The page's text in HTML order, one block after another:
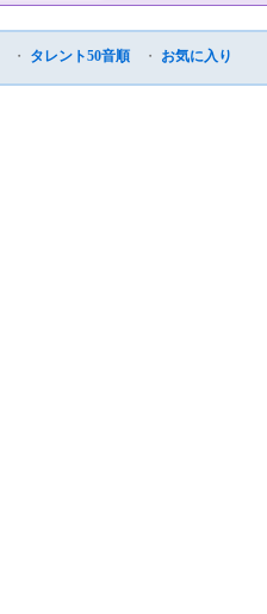
・ タレント50音順 ・ お気に入り